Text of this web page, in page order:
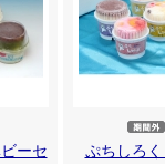
ーセ
ぷちしろ